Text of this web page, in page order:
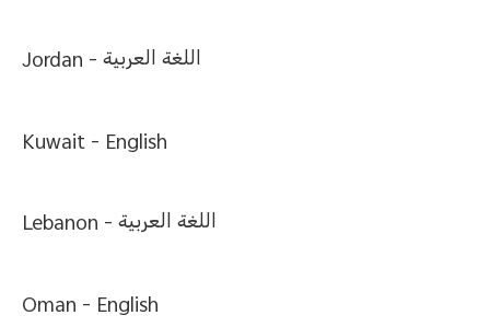
Jordan -اللغة العربية
Kuwait - English
Lebanon -اللغة العربية
Oman - English